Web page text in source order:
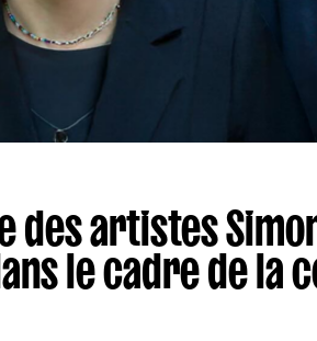
des artistes
le cadre de la